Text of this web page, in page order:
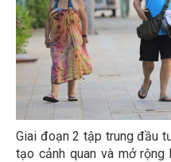
Giai đoạn 2 tập trung đầu
tạo cảnh quan và mở